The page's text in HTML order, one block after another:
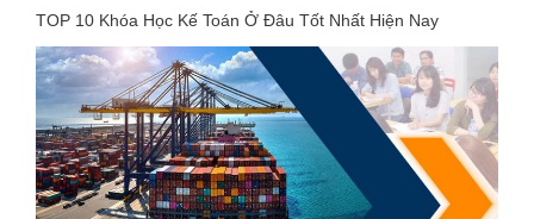
TOP 10 Khóa Học Kế Toán Ở Đâu Tốt Nhất Hiện Nay